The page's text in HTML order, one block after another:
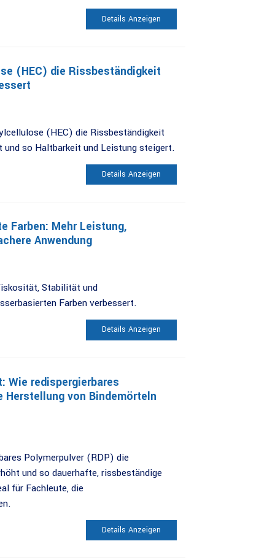
Details Anzeigen
(HEC) die Rissbeständigkeit
(HEC) die Rissbeständigkeit
und so Haltbarkeit und Leistung steigert.
Details Anzeigen
Farben: Mehr Leistung,
Anwendung
Stabilität und
Farben verbessert.
Details Anzeigen
redispergierbares
Herstellung von Bindemörteln
Polymerpulver (RDP) die
und so dauerhafte, rissbeständige
für Fachleute, die
Details Anzeigen